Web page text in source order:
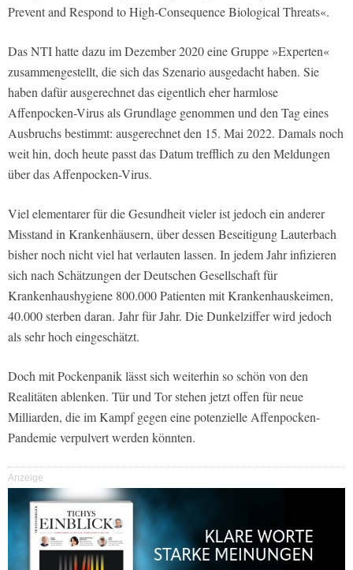
Prevent and Respond to High-Consequence Biological Threats«.
Das NTI hatte dazu im Dezember 2020 eine Gruppe »Experten«
zusammengestellt, die sich das Szenario ausgedacht haben. Sie
haben dafür ausgerechnet das eigentlich eher harmlose
Affenpocken-Virus als Grundlage genommen und den Tag eines
Ausbruchs bestimmt: ausgerechnet den 15. Mai 2022. Damals noch
weit hin, doch heute passt das Datum trefflich zu den Meldungen
über das Affenpocken-Virus.
Viel elementarer für die Gesundheit vieler ist jedoch ein anderer
Misstand in Krankenhäusern, über dessen Beseitigung Lauterbach
bisher noch nicht viel hat verlauten lassen. In jedem Jahr infizieren
sich nach Schätzungen der Deutschen Gesellschaft für
Krankenhaushygiene 800.000 Patienten mit Krankenhauskeimen,
40.000 sterben daran. Jahr für Jahr. Die Dunkelziffer wird jedoch
als sehr hoch eingeschätzt.
Doch mit Pockenpanik lässt sich weiterhin so schön von den
Realitäten ablenken. Tür und Tor stehen jetzt offen für neue
Milliarden, die im Kampf gegen eine potenzielle Affenpocken-
Pandemie verpulvert werden könnten.
Anzeige